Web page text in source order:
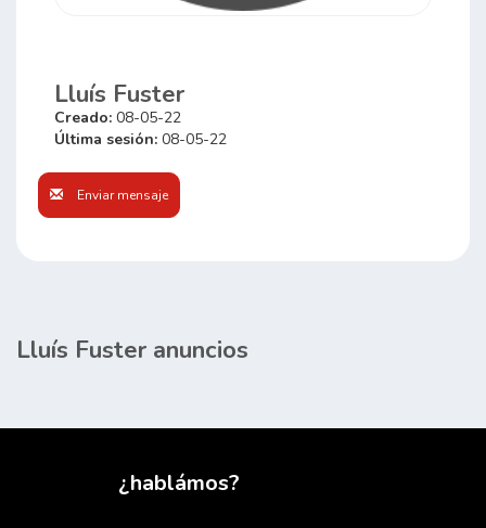
Lluís Fuster
Creado: 08-05-22
Última sesión: 08-05-22
Enviar mensaje
Lluís Fuster anuncios
¿hablámos?